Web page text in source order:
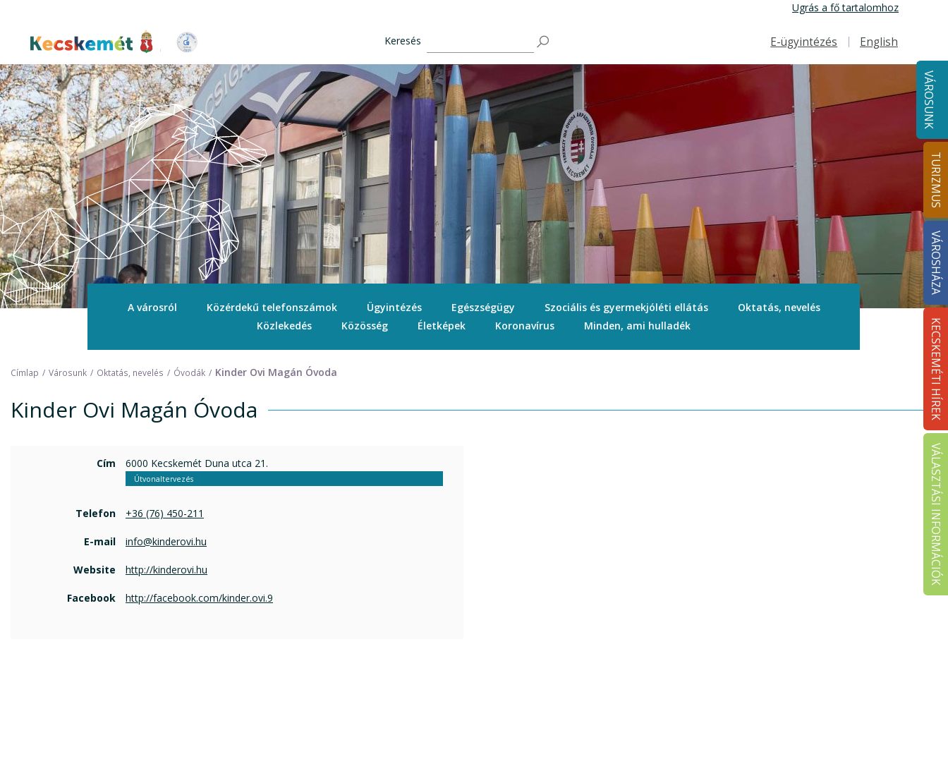
tartalomra
Ugrás a fő tartalomhoz
Kecskemét Város Honlapja
Keresés
Felső navigáció
E-ügyintézés English
VÁROSUNK
TURIZMUS
VÁROSHÁZA
KECSKEMÉTI HÍREK
VÁLASZTÁSI INFORMÁCIÓK
A városról Közérdekű telefonszámok Ügyintézés Egészségügy Szociális és gyermekjóléti ellátás
Oktatás, nevelés
Közlekedés
Közösség Életképek Koronavírus Minden, ami hulladék
Címlap Városunk Oktatás, nevelés Óvodák Kinder Ovi Magán Óvoda
Kinder Ovi Magán Óvoda
Cím 6000 Kecskemét Duna utca 21.
Útvonaltervezés
Telefon +36 (76) 450-211
E-mail info@kinderovi.hu
Website http://kinderovi.hu
Facebook http://facebook.com/kinder.ovi.9